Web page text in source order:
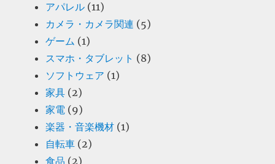
アパレル (11)
カメラ・カメラ関連 (5)
ゲーム (1)
スマホ・タブレット (8)
ソフトウェア (1)
家具 (2)
家電 (9)
楽器・音楽機材 (1)
自転車 (2)
食品 (2)